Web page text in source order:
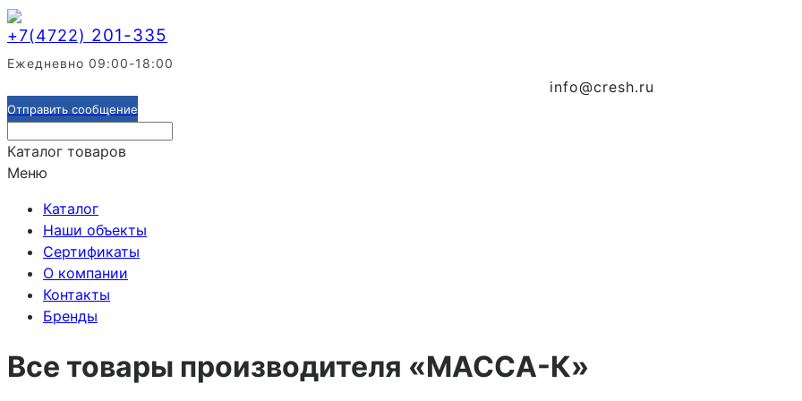
+7(4722) 201-335
Ежедневно 09:00-18:00
info@cresh.ru
Отправить сообщение
Каталог товаров
Меню
Каталог
Наши объекты
Сертификаты
О компании
Контакты
Бренды
Все товары производителя «МАССА-К»